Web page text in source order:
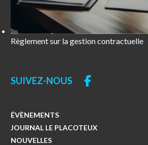
Règlement sur la gestion contractuelle
SUIVEZ-NOUS
ÉVÈNEMENTS
JOURNAL LE PLACOTEUX
NOUVELLES